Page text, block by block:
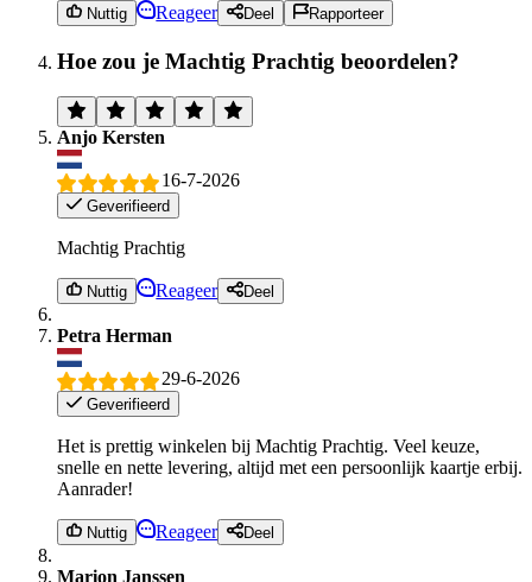
Nuttig Reageer Deel Rapporteer
Hoe zou je Machtig Prachtig beoordelen?
Anjo Kersten
16-7-2026
Geverifieerd
Machtig Prachtig
Nuttig Reageer Deel
Petra Herman
29-6-2026
Geverifieerd
Het is prettig winkelen bij Machtig Prachtig. Veel keuze,
snelle en nette levering, altijd met een persoonlijk kaartje erbij.
Aanrader!
Nuttig Reageer Deel
Marion Janssen